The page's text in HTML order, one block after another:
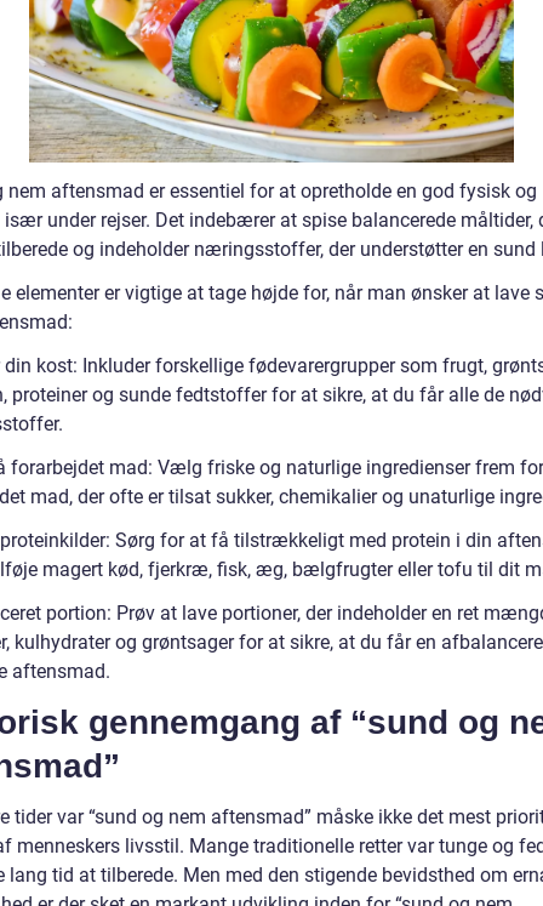
nem aftensmad er essentiel for at opretholde en god fysisk og
under rejser. Det indebærer at spise balancerede måltider,
og indeholder næringsstoffer, der understøtter en sund
elementer er vigtige at tage højde for, når man ønsker at lave
kost: Inkluder forskellige fødevarergrupper som frugt,
proteiner og sunde fedtstoffer for at sikre, at du får alle de
forarbejdet mad: Vælg friske og naturlige ingredienser frem for
mad, der ofte er tilsat sukker, chemikalier og unaturlige
Sørg for at få tilstrækkeligt med protein i din
magert kød, fjerkræ, fisk, æg, bælgfrugter eller tofu til dit
portion: Prøv at lave portioner, der indeholder en ret
kulhydrater og grøntsager for at sikre, at du får en
aftensmad.
gennemgang af “sund og
tider var “sund og nem aftensmad” måske ikke det mest
menneskers livsstil. Mange traditionelle retter var tunge og
lang tid at tilberede. Men med den stigende bevidsthed om